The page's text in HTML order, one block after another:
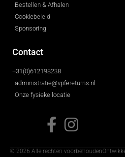
Bestellen & Afhalen
Cookiebeleid
Sponsoring
Contact
+31(0)612198238
administratie@vpfereturns.nl
Onze fysieke locatie
© 2026 Alle rechten voorbehouden